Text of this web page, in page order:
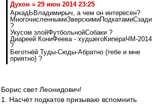
Духон » 29 июн 2014 23:25
АркадЬВладимирыч, а чем он интересен?
МногочисленнымиЗверскимиПодкатамиСзади
?
Укусом злойФутбольнойСобаки ?
Диареей КониФеева - худшегоКипераЧМ-2014
?
Беготнёй Туды-Сюды-Абратно (тебе и мне
приятно) ?
Борис свет Леонидович!
1. Насчёт подкатов призываю вспомнить